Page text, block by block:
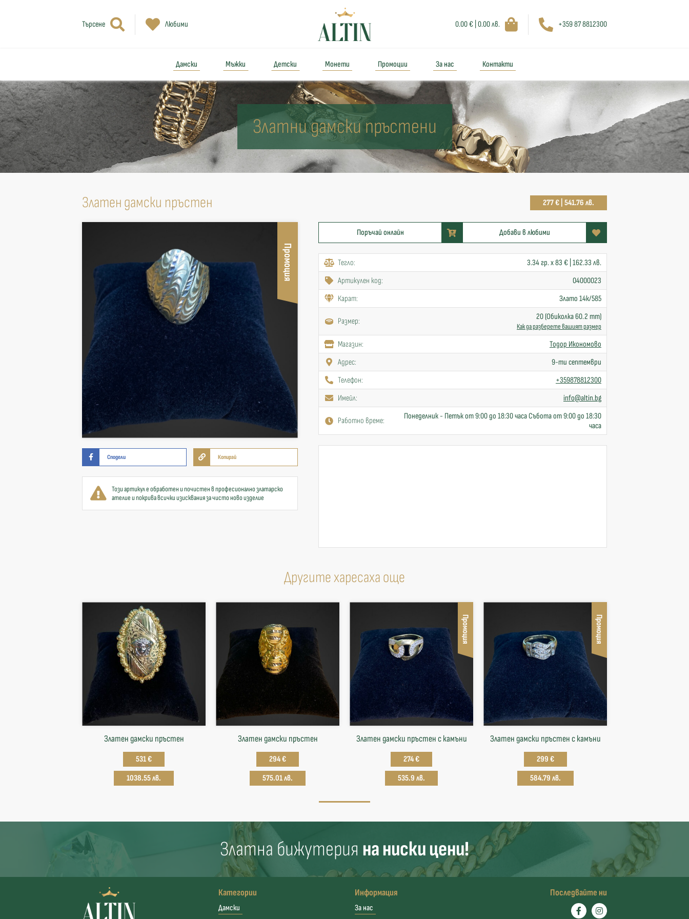
Търсене Любими 0.00 € | 0.00 лв. +359 87 8812300
Дамски Мъжки Детски Монети Промоции За нас Контакти
Златни дамски пръстени
Златен дамски пръстен 277 € | 541.76 лв.
Промоция
Сподели Копирай
Този артикул е обработен и почистен в професионално златарско
ателие и покрива всички изисквания за чисто ново изделие
Поръчай онлайн Добави в любими
Тегло:
3.34 гр. x 83 € | 162.33 лв.
Артикулен код:
04000023
Карат:
Злато 14к/585
Размер: 20 (Обиколка 60.2 mm)
Как да разберете вашият размер
Mагазин:
Тодор Икономово
Адрес:
9-ти септември
Телефон:
+359878812300
Имейл:
info@altin.bg
Работно време:
Понеделник - Петък от 9:00 до 18:30 часа Събота от 9:00 до 18:30
часа
Другите харесаха още
Златен дамски пръстен
531 €
1038.55 лв.
Златен дамски пръстен
294 €
575.01 лв.
Промоция
Златен дамски пръстен с камъни
274 €
535.9 лв.
Промоция
Златен дамски пръстен с камъни
299 €
584.79 лв.
Златна бижутерия на ниски цени!
Категории
Дамски
Информация
За нас
Последвайте ни